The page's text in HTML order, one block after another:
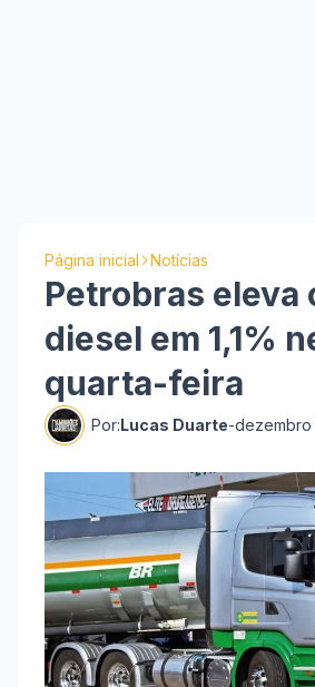
Página inicial Notícias
Petrobras eleva
diesel em 1,1%
quarta-feira
Por:Lucas Duarte-dezembro